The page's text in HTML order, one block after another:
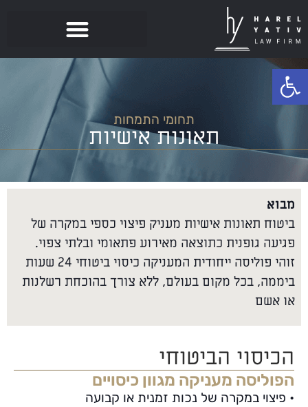
פתח סרגל נגישות
תחומי התמחות
תאונות אישיות
מבוא
ביטוח תאונות אישיות מעניק פיצוי כספי במקרה של
פגיעה גופנית כתוצאה מאירוע פתאומי ובלתי צפוי.
זוהי פוליסה ייחודית המעניקה כיסוי ביטוחי 24 שעות
ביממה, בכל מקום בעולם, ללא צורך בהוכחת רשלנות
או אשם
הכיסוי הביטוחי
הפוליסה מעניקה מגוון כיסויים
• פיצוי במקרה של נכות זמנית או קבועה